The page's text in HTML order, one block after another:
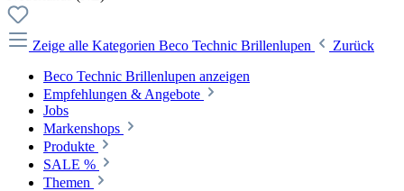
Zeige alle Kategorien Beco Technic Brillenlupen
Zurück
Beco Technic Brillenlupen anzeigen
Empfehlungen & Angebote
Jobs
Markenshops
Produkte
SALE %
Themen